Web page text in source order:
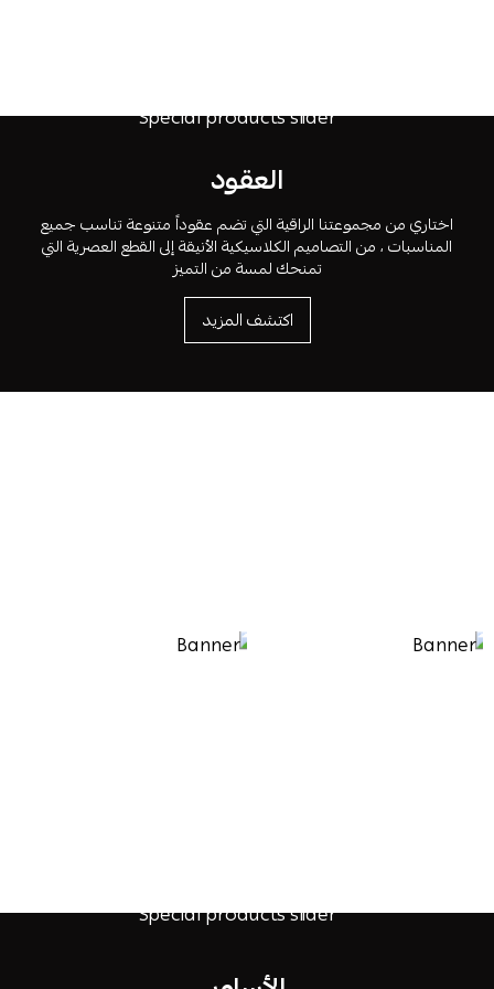
العقود
اختاري من مجموعتنا الراقية التي تضم عقوداً متنوعة تناسب جميع
المناسبات ، من التصاميم الكلاسيكية الأنيقة إلى القطع العصرية التي
تمنحك لمسة من التميز
اكتشف المزيد